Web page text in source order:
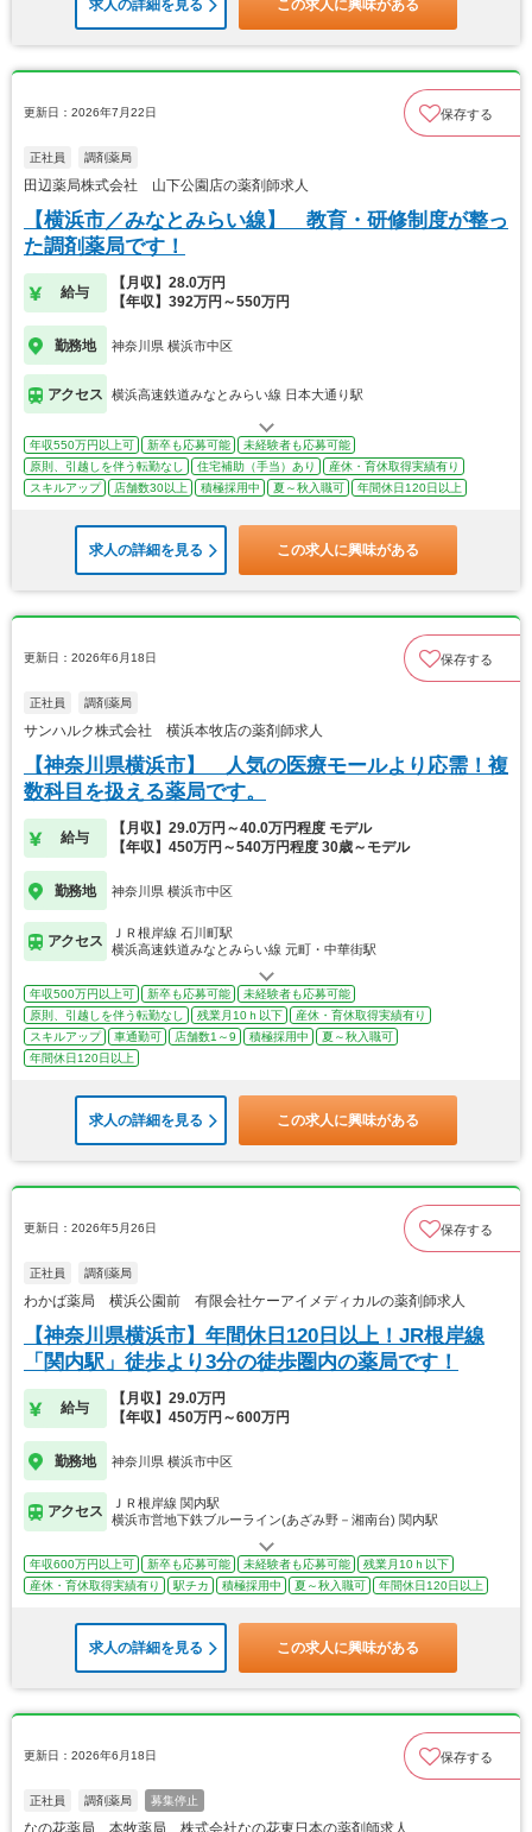
求人の詳細を見る この求人に興味がある
更新日：2026年7月22日 保存する
正社員 調剤薬局
田辺薬局株式会社 山下公園店の薬剤師求人
【横浜市／みなとみらい線】 教育・研修制度が整っ
た調剤薬局です！
給与
【月収】28.0万円
【年収】392万円～550万円
勤務地 神奈川県 横浜市中区
アクセス 横浜高速鉄道みなとみらい線 日本大通り駅
年収550万円以上可 新卒も応募可能
未経験者も応募可能
原則、引越しを伴う転勤なし
住宅補助（手当）あり
産休・育休取得実績有り
スキルアップ
店舗数30以上 積極採用中 夏～秋入職可 年間休日120日以上
求人の詳細を見る この求人に興味がある
更新日：2026年6月18日 保存する
正社員 調剤薬局
サンハルク株式会社 横浜本牧店の薬剤師求人
【神奈川県横浜市】 人気の医療モールより応需！複
数科目を扱える薬局です。
給与
【月収】29.0万円～40.0万円程度 モデル
【年収】450万円～540万円程度 30歳～モデル
勤務地 神奈川県 横浜市中区
アクセス
ＪＲ根岸線 石川町駅
横浜高速鉄道みなとみらい線 元町・中華街駅
年収500万円以上可 新卒も応募可能
未経験者も応募可能
原則、引越しを伴う転勤なし
残業月10ｈ以下
産休・育休取得実績有り
スキルアップ
車通勤可 店舗数1～9 積極採用中
夏～秋入職可
年間休日120日以上
求人の詳細を見る この求人に興味がある
更新日：2026年5月26日 保存する
正社員 調剤薬局
わかば薬局 横浜公園前 有限会社ケーアイメディカルの薬剤師求人
【神奈川県横浜市】年間休日120日以上！JR根岸線
「関内駅」徒歩より3分の徒歩圏内の薬局です！
給与
【月収】29.0万円
【年収】450万円～600万円
勤務地 神奈川県 横浜市中区
アクセス
ＪＲ根岸線 関内駅
横浜市営地下鉄ブルーライン(あざみ野－湘南台) 関内駅
年収600万円以上可 新卒も応募可能 未経験者も応募可能
残業月10ｈ以下
産休・育休取得実績有り
駅チカ 積極採用中 夏～秋入職可 年間休日120日以上
求人の詳細を見る この求人に興味がある
更新日：2026年6月18日 保存する
正社員 調剤薬局 募集停止